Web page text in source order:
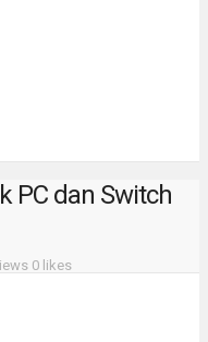
PC dan Switch
0 likes